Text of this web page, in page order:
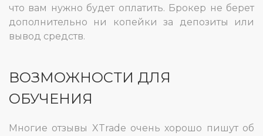
что вам нужно будет оплатить. Брокер не берет
дополнительно ни копейки за депозиты или
вывод средств.
ВОЗМОЖНОСТИ ДЛЯ
ОБУЧЕНИЯ
Многие отзывы XTrade очень хорошо пишут об